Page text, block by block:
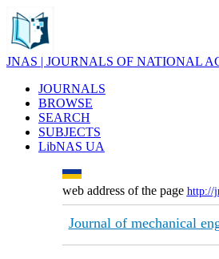
JNAS | JOURNALS OF NATIONAL
JOURNALS
BROWSE
SEARCH
SUBJECTS
LibNAS UA
web address of the page http://
Journal of mechanical